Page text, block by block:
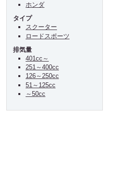
ホンダ
タイプ
スクーター
ロードスポーツ
排気量
401cc～
251～400cc
126～250cc
51～125cc
～50cc